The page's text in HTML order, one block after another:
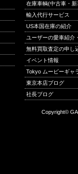
在庫車輌(中古車・
輸入代行サービス
US本国在庫の紹介
ユーザーの愛車紹介
無料買取査定の申し
イベント情報
Tokyo ムービーギャ
東京本店ブログ
社長ブログ
Copyright©